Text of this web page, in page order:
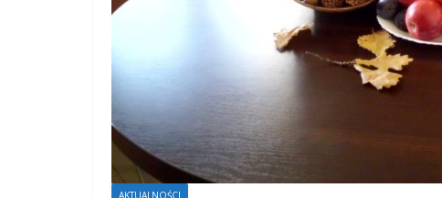
AKTUALNOŚCI